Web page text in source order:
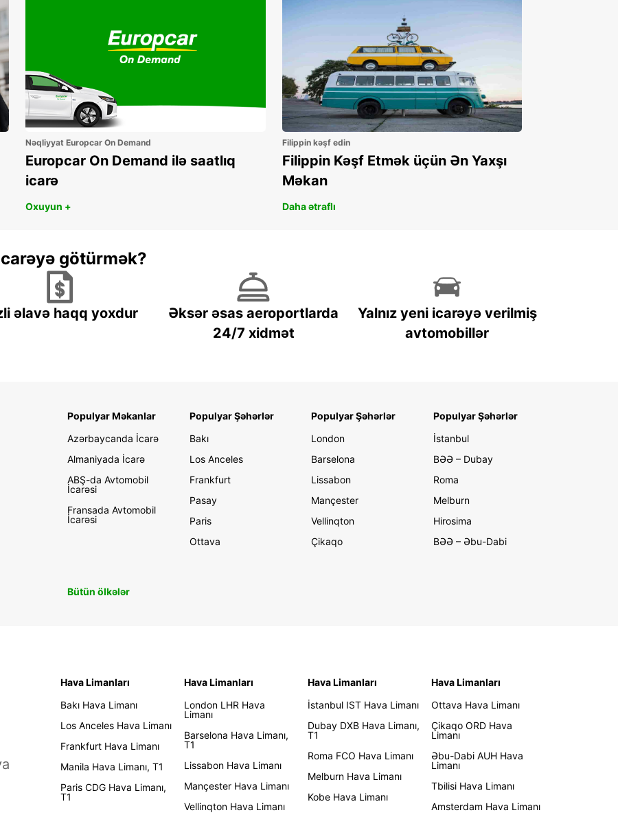
Nəqliyyat Europcar On Demand
Europcar On Demand ilə saatlıq
icarə
Oxuyun +
Filippin kəşf edin
Filippin Kəşf Etmək üçün Ən Yaxşı
Məkan
Daha ətraflı
götürmək?
əlavə haqq yoxdur
Əksər əsas aeroportlarda
24/7 xidmət
Yalnız yeni icarəyə verilmiş
avtomobillər
Populyar Məkanlar
Azərbaycanda İcarə
Almaniyada İcarə
ABŞ-da Avtomobil
İcarəsi
Fransada Avtomobil
İcarəsi
Populyar Şəhərlər
Bakı
Los Anceles
Frankfurt
Pasay
Paris
Ottava
Populyar Şəhərlər
London
Barselona
Lissabon
Mançester
Vellinqton
Çikaqo
Populyar Şəhərlər
İstanbul
BƏƏ – Dubay
Roma
Melburn
Hirosima
BƏƏ – Əbu-Dabi
Bütün ölkələr
Hava Limanları
Bakı Hava Limanı
Los Anceles Hava Limanı
Frankfurt Hava Limanı
Manila Hava Limanı, T1
Paris CDG Hava Limanı,
T1
Hava Limanları
London LHR Hava
Limanı
Barselona Hava Limanı,
T1
Lissabon Hava Limanı
Mançester Hava Limanı
Vellinqton Hava Limanı
Hava Limanları
İstanbul IST Hava Limanı
Dubay DXB Hava Limanı,
T1
Roma FCO Hava Limanı
Melburn Hava Limanı
Kobe Hava Limanı
Hava Limanları
Ottava Hava Limanı
Çikaqo ORD Hava
Limanı
Əbu-Dabi AUH Hava
Limanı
Tbilisi Hava Limanı
Amsterdam Hava Limanı